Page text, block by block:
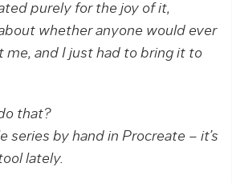
purely for the joy of it,
whether anyone would ever
me, and I just had to bring it to
that?
series by hand in Procreate – it’s
lately.